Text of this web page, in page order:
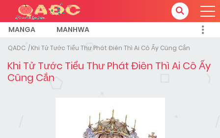
MANGA MANHWA
QADC Khi Tử Tước Tiểu Thư Phát Điên Thì Ai Cô Ấy Cũng Cắn
Khi Tử Tước Tiểu Thư Phát Điên Thì Ai Cô Ấy
Cũng Cắn